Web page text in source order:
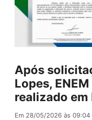
Após
Lopes,
realizado em
Em 28/05/2026 às 09:04